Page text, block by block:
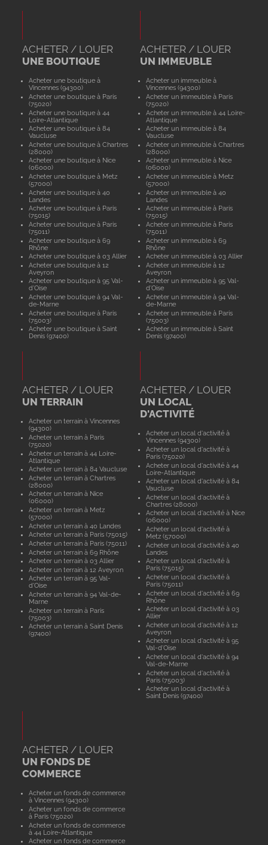
ACHETER / LOUER
UNE BOUTIQUE
Acheter une boutique à
Vincennes (94300)
Acheter une boutique à Paris
(75020)
Acheter une boutique à 44
Loire-Atlantique
Acheter une boutique à 84
Vaucluse
Acheter une boutique à Chartres
(28000)
Acheter une boutique à Nice
(06000)
Acheter une boutique à Metz
(57000)
Acheter une boutique à 40
Landes
Acheter une boutique à Paris
(75015)
Acheter une boutique à Paris
(75011)
Acheter une boutique à 69
Rhône
Acheter une boutique à 03 Allier
Acheter une boutique à 12
Aveyron
Acheter une boutique à 95 Val-
d'Oise
Acheter une boutique à 94 Val-
de-Marne
Acheter une boutique à Paris
(75003)
Acheter une boutique à Saint
Denis (97400)
ACHETER / LOUER
UN IMMEUBLE
Acheter un immeuble à
Vincennes (94300)
Acheter un immeuble à Paris
(75020)
Acheter un immeuble à 44 Loire-
Atlantique
Acheter un immeuble à 84
Vaucluse
Acheter un immeuble à Chartres
(28000)
Acheter un immeuble à Nice
(06000)
Acheter un immeuble à Metz
(57000)
Acheter un immeuble à 40
Landes
Acheter un immeuble à Paris
(75015)
Acheter un immeuble à Paris
(75011)
Acheter un immeuble à 69
Rhône
Acheter un immeuble à 03 Allier
Acheter un immeuble à 12
Aveyron
Acheter un immeuble à 95 Val-
d'Oise
Acheter un immeuble à 94 Val-
de-Marne
Acheter un immeuble à Paris
(75003)
Acheter un immeuble à Saint
Denis (97400)
ACHETER / LOUER
UN TERRAIN
Acheter un terrain à Vincennes
(94300)
Acheter un terrain à Paris
(75020)
Acheter un terrain à 44 Loire-
Atlantique
Acheter un terrain à 84 Vaucluse
Acheter un terrain à Chartres
(28000)
Acheter un terrain à Nice
(06000)
Acheter un terrain à Metz
(57000)
Acheter un terrain à 40 Landes
Acheter un terrain à Paris (75015)
Acheter un terrain à Paris (75011)
Acheter un terrain à 69 Rhône
Acheter un terrain à 03 Allier
Acheter un terrain à 12 Aveyron
Acheter un terrain à 95 Val-
d'Oise
Acheter un terrain à 94 Val-de-
Marne
Acheter un terrain à Paris
(75003)
Acheter un terrain à Saint Denis
(97400)
ACHETER / LOUER
UN LOCAL
D'ACTIVITÉ
Acheter un local d'activité à
Vincennes (94300)
Acheter un local d'activité à
Paris (75020)
Acheter un local d'activité à 44
Loire-Atlantique
Acheter un local d'activité à 84
Vaucluse
Acheter un local d'activité à
Chartres (28000)
Acheter un local d'activité à Nice
(06000)
Acheter un local d'activité à
Metz (57000)
Acheter un local d'activité à 40
Landes
Acheter un local d'activité à
Paris (75015)
Acheter un local d'activité à
Paris (75011)
Acheter un local d'activité à 69
Rhône
Acheter un local d'activité à 03
Allier
Acheter un local d'activité à 12
Aveyron
Acheter un local d'activité à 95
Val-d'Oise
Acheter un local d'activité à 94
Val-de-Marne
Acheter un local d'activité à
Paris (75003)
Acheter un local d'activité à
Saint Denis (97400)
ACHETER / LOUER
UN FONDS DE
COMMERCE
Acheter un fonds de commerce
à Vincennes (94300)
Acheter un fonds de commerce
à Paris (75020)
Acheter un fonds de commerce
à 44 Loire-Atlantique
Acheter un fonds de commerce